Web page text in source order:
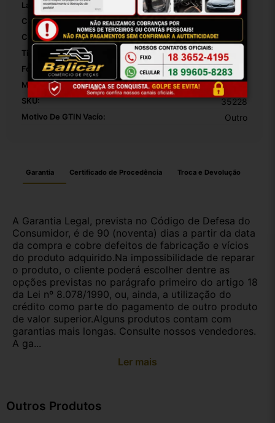
Lado: Esquerdo
Cor: Prata
Cor Principal: Prateado
Tipo De Veículo: Carro/Caminhonete
Fonte Do Produto: Padrão
Modelo: 207 SW
SKU: 35228
Motivo De GTIN Vacío: Outro
Garantia Certificado de Procedência Troca e Devolução
A Garantia Legal, prevista no Código de Defesa do
Consumidor, é de 90 (noventa) dias a partir da data
da compra e cobre defeitos de fabricação e vícios
do produto adquirido.Na impossibilidade de reparar
o produto, o cliente poderá escolher dentre as
opções previstas no parágrafo primeiro do artigo 18
da Lei nº 8.078/1990, ou, ainda, a utilização do
crédito como parte do pagamento de outro produto
de valor superior.Alguns produtos contam com
garantias mais longas. Consulte nossos vendedores.
A ga...
Ler mais
Outros Produtos